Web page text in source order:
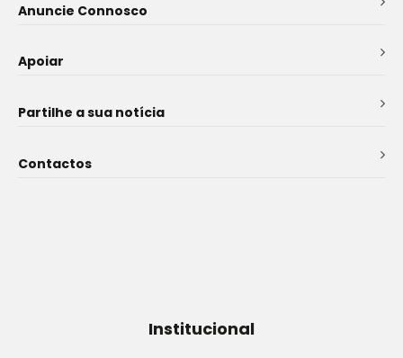
Anuncie Connosco
Apoiar
Partilhe a sua notícia
Contactos
Institucional